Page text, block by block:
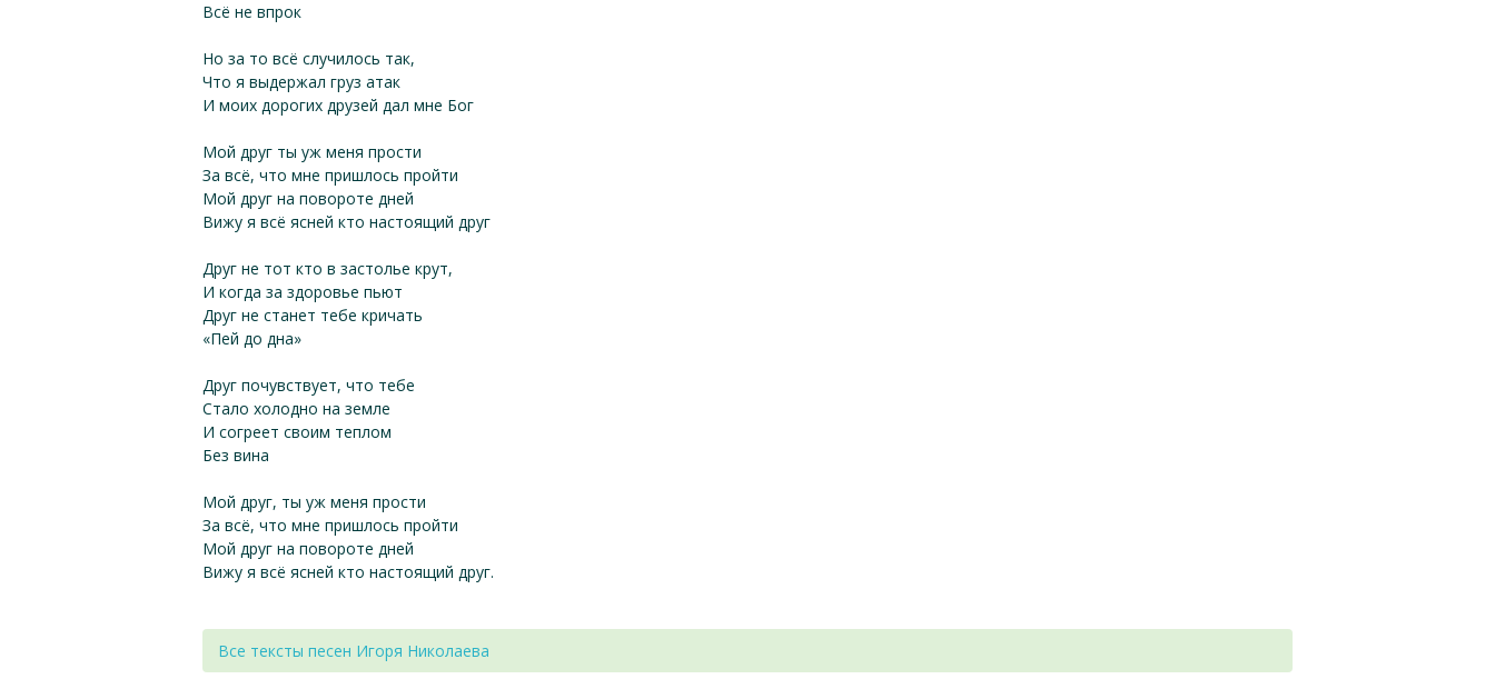
Всё не впрок
Но за то всё случилось так,
Что я выдержал груз атак
И моих дорогих друзей дал мне Бог
Мой друг ты уж меня прости
За всё, что мне пришлось пройти
Мой друг на повороте дней
Вижу я всё ясней кто настоящий друг
Друг не тот кто в застолье крут,
И когда за здоровье пьют
Друг не станет тебе кричать
«Пей до дна»
Друг почувствует, что тебе
Стало холодно на земле
И согреет своим теплом
Без вина
Мой друг, ты уж меня прости
За всё, что мне пришлось пройти
Мой друг на повороте дней
Вижу я всё ясней кто настоящий друг.
Все тексты песен Игоря Николаева